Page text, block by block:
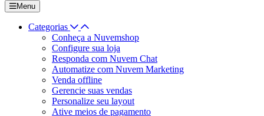
Menu
Categorias
Conheça a Nuvemshop
Configure sua loja
Responda com Nuvem Chat
Automatize com Nuvem Marketing
Venda offline
Gerencie suas vendas
Personalize seu layout
Ative meios de pagamento